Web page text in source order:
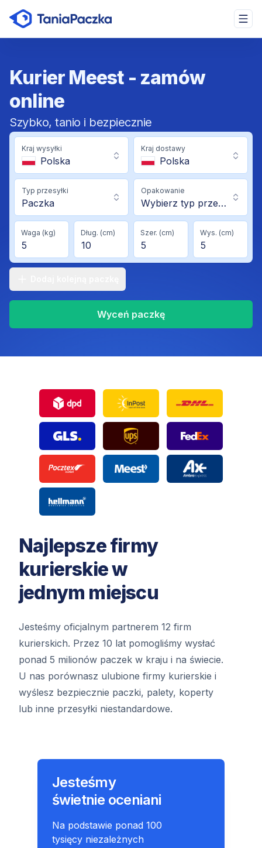
Kurier Meest - zamów
online
Szybko, tanio i bezpiecznie
Kraj wysyłki
Polska
Kraj dostawy
Polska
Typ przesyłki
Paczka
Opakowanie
Wybierz typ przesyłki
Waga (kg) Dług. (cm) Szer. (cm) Wys. (cm)
Wyceń paczkę
Najlepsze firmy
kurierskie w
jednym miejscu
Jesteśmy oficjalnym partnerem 12 firm
kurierskich. Przez 10 lat pomogliśmy wysłać
ponad 5 milionów paczek w kraju i na świecie.
U nas porównasz ulubione firmy kurierskie i
wyślesz bezpiecznie paczki, palety, koperty
lub inne przesyłki niestandardowe.
Jesteśmy
świetnie oceniani
Na podstawie ponad 100
tysięcy niezależnych